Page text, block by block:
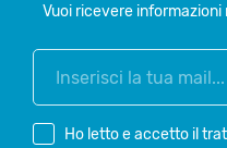
Vuoi ricevere
Ho letto e accetto il